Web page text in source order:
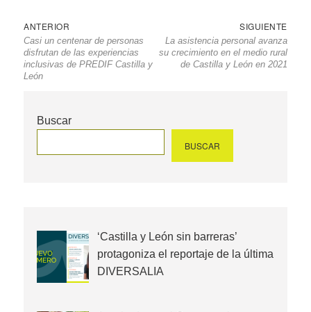
Navegación
de
entradas
ANTERIOR
anterior
Casi un centenar de personas
disfrutan de las experiencias
inclusivas de PREDIF Castilla y
León
SIGUIENTE
La asistencia personal avanza
su crecimiento en el medio rural
de Castilla y León en 2021
Buscar
BUSCAR
‘Castilla y León sin barreras’
protagoniza el reportaje de la última
DIVERSALIA